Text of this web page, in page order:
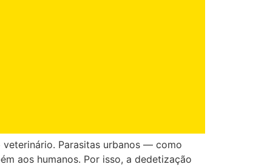
Parasitas urbanos — como
aos humanos. Por isso, a dedetização